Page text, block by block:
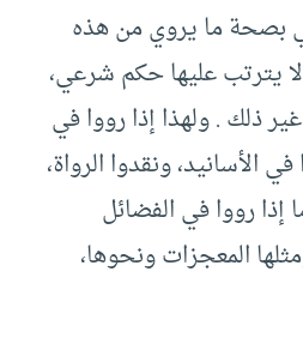
بصحة ما يروي من هذه
يترتب عليها حكم شرعي،
ذلك . ولهذا إذا رووا في
الأسانيد، ونقدوا الرواة،
رووا في الفضائل
المعجزات ونحوها،